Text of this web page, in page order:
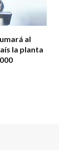
al
la planta